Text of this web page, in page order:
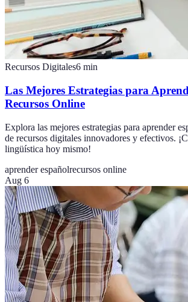
Recursos Digitales6 min
Las Mejores Estrategias para
Recursos Online
Explora las mejores estrategias para aprender
de recursos digitales innovadores y efectivos.
lingüística hoy mismo!
aprender españolrecursos online
Aug 6